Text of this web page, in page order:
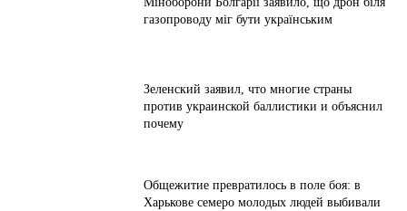
газопроводу міг бути українським
Зеленский заявил, что многие страны
против украинской баллистики и объяснил
почему
Общежитие превратилось в поле боя: в
Харькове семеро молодых людей выбивали